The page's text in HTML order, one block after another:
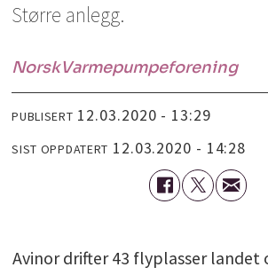
Større anlegg.
NorskVarmepumpeforening
PUBLISERT 12.03.2020 - 13:29
SIST OPPDATERT 12.03.2020 - 14:28
Avinor drifter 43 flyplasser landet